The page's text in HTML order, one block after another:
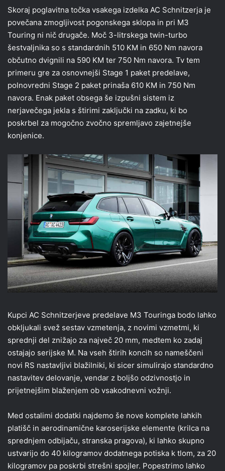
Skoraj poglavitna točka vsakega izdelka AC Schnitzerja je
povečana zmogljivost pogonskega sklopa in pri M3
Touring ni nič drugače. Moč 3-litrskega twin-turbo
šestvaljnika so s standardnih 510 KM in 650 Nm navora
občutno dvignili na 590 KM ter 750 Nm navora. Tv tem
primeru gre za osnovnejši Stage 1 paket predelave,
polnovredni Stage 2 paket prinaša 610 KM in 750 Nm
navora. Enak paket obsega še izpušni sistem iz
nerjavečega jekla s štirimi zaključki na zadku, ki bo
poskrbel za mogočno zvočno spremljavo zajetnejše
konjenice.
Kupci AC Schnitzerjeve predelave M3 Touringa bodo lahko
obkljukali svež sestav vzmetenja, z novimi vzmetmi, ki
sprednji del znižajo za največ 20 mm, medtem ko zadaj
ostajajo serijske M. Na vseh štirih koncih so nameščeni
novi RS nastavljivi blažilniki, ki sicer simulirajo standardno
nastavitev delovanje, vendar z boljšo odzivnostjo in
prijetnejšim blaženjem ob vsakodnevni vožnji.
Med ostalimi dodatki najdemo še nove komplete lahkih
platišč in aerodinamične karoserijske elemente (krilca na
sprednjem odbijaču, stranska pragova), ki lahko skupno
ustvarijo do 40 kilogramov dodatnega potiska k tlom, za 20
kilogramov pa poskrbi strešni spojler. Popestrimo lahko